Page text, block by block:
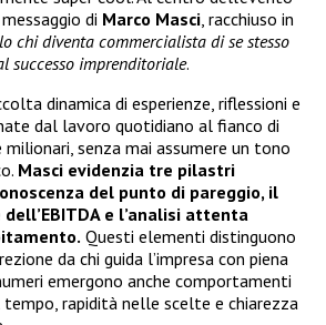
di Marco Masci , racchiuso in
chi diventa commercialista di se stesso
successo imprenditoriale.
dinamica di esperienze, riflessioni e
dal lavoro quotidiano al fianco di
senza mai assumere un tono
Masci evidenzia tre pilastri
del punto di pareggio, il
e l’analisi attenta
Questi elementi distinguono
da chi guida l’impresa con piena
emergono anche comportamenti
rapidità nelle scelte e chiarezza